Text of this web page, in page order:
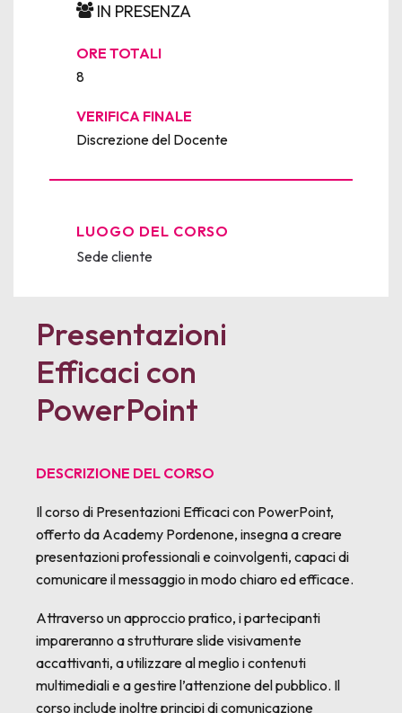
IN PRESENZA
ORE TOTALI
8
VERIFICA FINALE
Discrezione del Docente
LUOGO DEL CORSO
Sede cliente
Presentazioni
Efficaci con
PowerPoint
DESCRIZIONE DEL CORSO
Il corso di Presentazioni Efficaci con PowerPoint,
offerto da Academy Pordenone, insegna a creare
presentazioni professionali e coinvolgenti, capaci di
comunicare il messaggio in modo chiaro ed efficace.
Attraverso un approccio pratico, i partecipanti
impareranno a strutturare slide visivamente
accattivanti, a utilizzare al meglio i contenuti
multimediali e a gestire l’attenzione del pubblico. Il
corso include inoltre principi di comunicazione